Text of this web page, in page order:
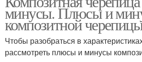
минусы. Плюсы и
композитной
Чтобы разобраться в
рассмотреть плюсы и минусы